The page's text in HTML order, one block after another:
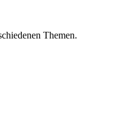
Themen.